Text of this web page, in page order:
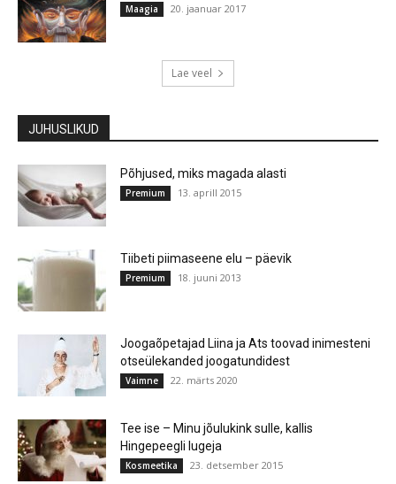
Maagia 20. jaanuar 2017
Lae veel
JUHUSLIKUD
Põhjused, miks magada alasti
Premium 13. aprill 2015
Tiibeti piimaseene elu – päevik
Premium 18. juuni 2013
Joogaõpetajad Liina ja Ats toovad inimesteni
otseülekanded joogatundidest
Vaimne 22. märts 2020
Tee ise – Minu jõulukink sulle, kallis
Hingepeegli lugeja
Kosmeetika 23. detsember 2015